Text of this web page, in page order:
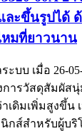
ละขึ้นรูปได้
หมที่ยาวนาน
ะบบ เมื่อ 26-
การวัสดุสัมผัส
เดิมเพิ่มสูงขึ้น
กส์สำหรับผู้บริ